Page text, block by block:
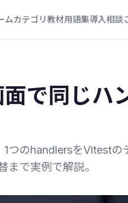
ムカテゴリ教材用語集導入相談
で同じハ
つのhandlersをVitestの
で実例で解説。